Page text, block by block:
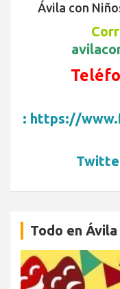
Ávila con
: https://
Todo en